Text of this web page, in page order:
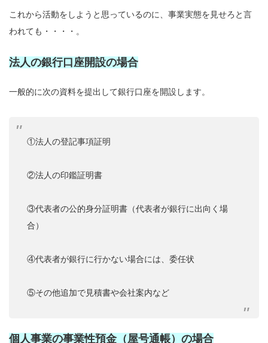
これから活動をしようと思っているのに、事業実態を見せろと言
われても・・・・。
法人の銀行口座開設の場合
一般的に次の資料を提出して銀行口座を開設します。
①法人の登記事項証明
②法人の印鑑証明書
③代表者の公的身分証明書（代表者が銀行に出向く場
合）
④代表者が銀行に行かない場合には、委任状
⑤その他追加で見積書や会社案内など
個人事業の事業性預金（屋号通帳）の場合